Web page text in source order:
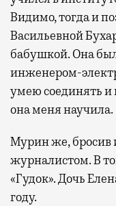
Видимо, тогда и
Васильевной
бабушкой. Она
инженером-
умею соединять и
она меня научила.
Мурин же, бросив
журналистом. В
«Гудок». Дочь
году.